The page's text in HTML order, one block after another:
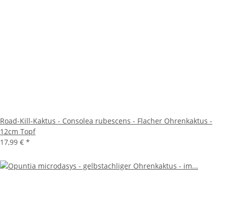
Road-Kill-Kaktus - Consolea rubescens - Flacher Ohrenkaktus -
12cm Topf
17,99 € *